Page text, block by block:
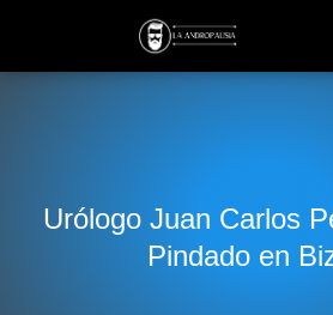
Urólogo Juan Carlos
Pindado en